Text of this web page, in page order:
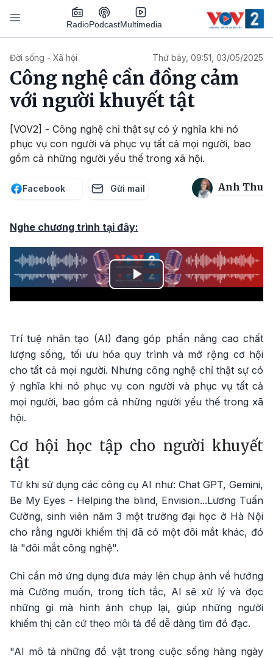
Nhảy đến nội dung
RadioPodcastMultimedia
Đời sống - Xã hội Thứ bảy, 09:51, 03/05/2025
Công nghệ cần đồng cảm
với người khuyết tật
[VOV2] - Công nghệ chỉ thật sự có ý nghĩa khi nó
phục vụ con người và phục vụ tất cả mọi người, bao
gồm cả những người yếu thế trong xã hội.
Facebook Gửi mail Anh Thu
Nghe chương trình tại đây:
Play
Trí tuệ nhân tạo (AI) đang góp phần nâng cao chất
lượng sống, tối ưu hóa quy trình và mở rộng cơ hội
cho tất cả mọi người. Nhưng công nghệ chỉ thật sự có
ý nghĩa khi nó phục vụ con người và phục vụ tất cả
mọi người, bao gồm cả những người yếu thế trong xã
hội.
Cơ hội học tập cho người khuyết
tật
Từ khi sử dụng các công cụ AI như: Chat GPT, Gemini,
Be My Eyes - Helping the blind, Envision...Lương Tuấn
Cường, sinh viên năm 3 một trường đại học ở Hà Nội
cho rằng người khiếm thị đã có một đôi mắt khác, đó
là "đôi mắt công nghệ".
Chỉ cần mở ứng dụng đưa máy lên chụp ảnh về hướng
mà Cường muốn, trong tích tắc, AI sẽ xử lý và đọc
những gì mà hình ảnh chụp lại, giúp những người
khiếm thị căn cứ theo môi tả để dễ dàng tìm đồ đạc.
"AI mô tả những đồ vật trong cuộc sống hàng ngày